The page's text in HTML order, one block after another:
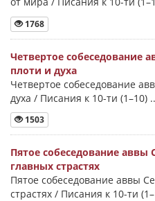
1768
Четвертое собеседование
плоти и духа
Четвертое собеседование
духа / Писания к 10-ти (1–10)
1503
Пятое собеседование
главных страстях
Пятое собеседование аввы
страстях / Писания к 10-ти